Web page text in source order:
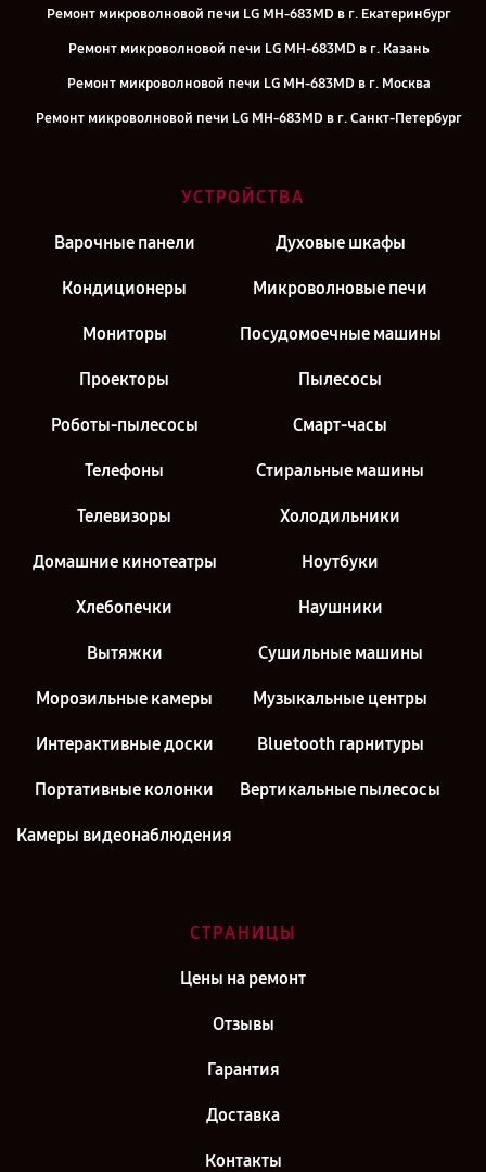
Ремонт микроволновой печи LG MH-683MD в г. Екатеринбург
Ремонт микроволновой печи LG MH-683MD в г. Казань
Ремонт микроволновой печи LG MH-683MD в г. Москва
Ремонт микроволновой печи LG MH-683MD в г. Санкт-Петербург
УСТРОЙСТВА
Варочные панели Духовые шкафы
Кондиционеры Микроволновые печи
Мониторы Посудомоечные машины
Проекторы Пылесосы
Роботы-пылесосы Смарт-часы
Телефоны Стиральные машины
Телевизоры Холодильники
Домашние кинотеатры Ноутбуки
Хлебопечки Наушники
Вытяжки Сушильные машины
Морозильные камеры Музыкальные центры
Интерактивные доски Bluetooth гарнитуры
Портативные колонки Вертикальные пылесосы
Камеры видеонаблюдения
СТРАНИЦЫ
Цены на ремонт
Отзывы
Гарантия
Доставка
Контакты